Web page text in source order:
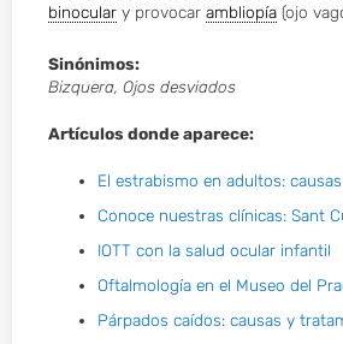
binocular y provocar ambliopía (ojo
Sinónimos:
Bizquera, Ojos desviados
Artículos donde aparece:
El estrabismo en adultos:
Conoce nuestras clínicas: Sant
IOTT con la salud ocular infantil
Oftalmología en el Museo del
Párpados caídos: causas y